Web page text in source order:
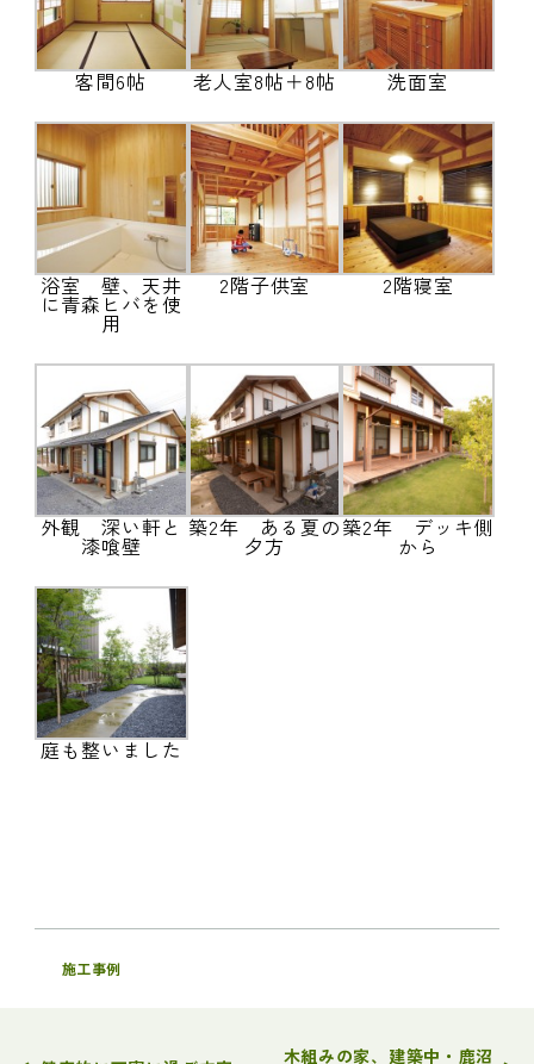
客間6帖 老人室8帖＋8帖 洗面室
浴室 壁、天井
に青森ヒバを使
用
2階子供室 2階寝室
外観 深い軒と
漆喰壁
築2年 ある夏の
夕方
築2年 デッキ側
から
庭も整いました
施工事例
木組みの家、建築中・鹿沼